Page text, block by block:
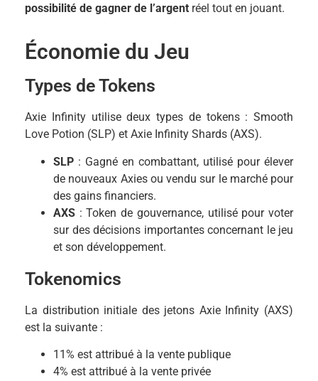
possibilité de gagner de l’argent réel tout en jouant.
Économie du Jeu
Types de Tokens
Axie Infinity utilise deux types de tokens : Smooth
Love Potion (SLP) et Axie Infinity Shards (AXS).
SLP : Gagné en combattant, utilisé pour élever
de nouveaux Axies ou vendu sur le marché pour
des gains financiers.
AXS : Token de gouvernance, utilisé pour voter
sur des décisions importantes concernant le jeu
et son développement.
Tokenomics
La distribution initiale des jetons Axie Infinity (AXS)
est la suivante :
11% est attribué à la vente publique
4% est attribué à la vente privée